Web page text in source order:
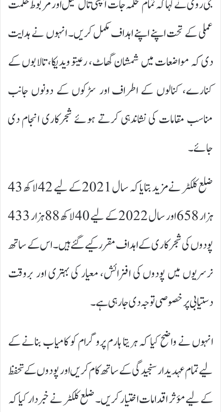
جی روی نے کہا کہ تمام محکمہ جات آپسی تال میل اور مربوط حکمت
عملی کے تحت اپنے اپنے اہداف مکمل کریں۔ انہوں نے ہدایت
دی کہ مواضعات میں شمشان گھاٹ، رعیتو ویدیکا، تالابوں کے
کنارے، کنالوں کے اطراف اور سڑکوں کے دونوں جانب
مناسب مقامات کی نشاندہی کرتے ہوئے شجرکاری انجام دی
جائے۔
ضلع کلکٹر نے مزید بتایا کہ سال 2021 کے لیے 42 لاکھ 43
ہزار 658 اور سال 2022 کے لیے 40 لاکھ 88 ہزار 433
پودوں کی شجرکاری کے اہداف مقرر کیے گئے ہیں۔ اس کے ساتھ
نرسریوں میں پودوں کی افزائش، معیار کی بہتری اور بروقت
دستیابی پر خصوصی توجہ دی جارہی ہے۔
انہوں نے واضح کیا کہ ہریتا ہارم پروگرام کو کامیاب بنانے کے
لیے تمام عہدیدار سنجیدگی کے ساتھ کام کریں اور پودوں کے تحفظ
کے لیے مؤثر اقدامات اختیار کریں۔ ضلع کلکٹر نے خبردار کیا کہ